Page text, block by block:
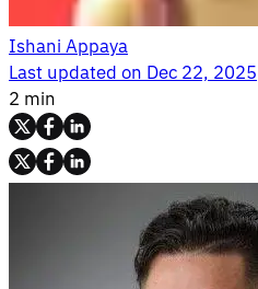
Ishani Appaya
Last updated onDec 22, 2025
2 min